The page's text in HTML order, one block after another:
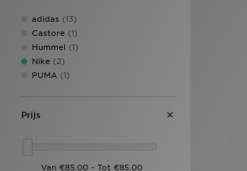
adidas (13)
Castore (1)
Hummel (1)
Nike (2)
PUMA (1)
Prijs